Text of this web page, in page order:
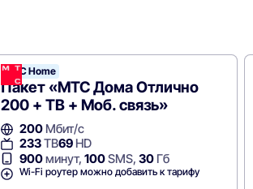
МТС
Home
МТС Home
Пакет «МТС Дома Отлично
200 + ТВ + Моб. связь»
200Мбит/с
233ТВ69HD
900минут, 100SMS, 30Гб
Wi-Fi роутер можно добавить к тарифу